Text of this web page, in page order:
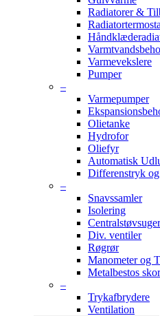
Radiatorer &
Varmevekslere
Pumper
–
Varmepumper
Olietanke
Hydrofor
Oliefyr
Automatisk
Differenstryk
–
Snavssamler
Isolering
Centralstøvsuger
Div. ventiler
Røgrør
Manometer og
Metalbestos
–
Trykafbrydere
Ventilation